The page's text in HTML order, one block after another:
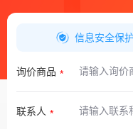
信息安全保
询价商品
联系人